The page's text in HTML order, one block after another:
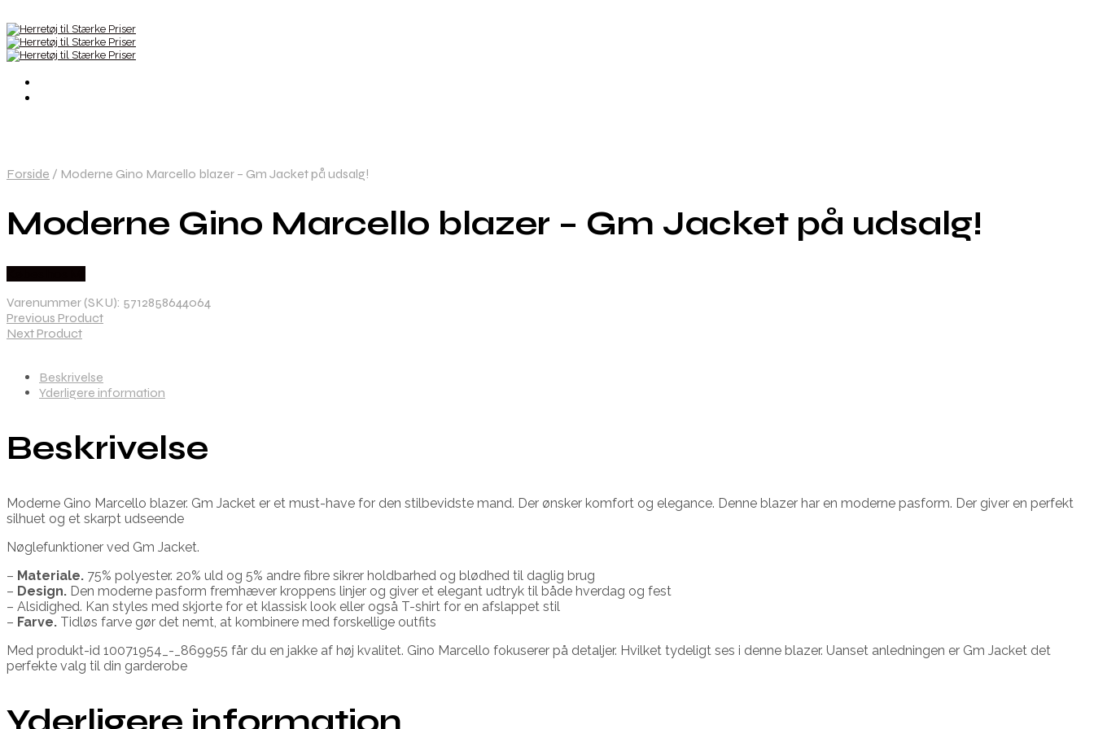
Forside / Moderne Gino Marcello blazer – Gm Jacket på udsalg!
Moderne Gino Marcello blazer – Gm Jacket på udsalg!
Varenummer (SKU): 5712858644064
Previous Product
Next Product
Beskrivelse
Yderligere information
Beskrivelse
Moderne Gino Marcello blazer. Gm Jacket er et must-have for den stilbevidste mand. Der ønsker komfort og elegance. Denne blazer har en moderne pasform. Der giver en perfekt
silhuet og et skarpt udseende
Nøglefunktioner ved Gm Jacket.
– Materiale. 75% polyester. 20% uld og 5% andre fibre sikrer holdbarhed og blødhed til daglig brug
– Design. Den moderne pasform fremhæver kroppens linjer og giver et elegant udtryk til både hverdag og fest
– Alsidighed. Kan styles med skjorte for et klassisk look eller også T-shirt for en afslappet stil
– Farve. Tidløs farve gør det nemt, at kombinere med forskellige outfits
Med produkt-id 10071954_-_869955 får du en jakke af høj kvalitet. Gino Marcello fokuserer på detaljer. Hvilket tydeligt ses i denne blazer. Uanset anledningen er Gm Jacket det
perfekte valg til din garderobe
Yderligere information